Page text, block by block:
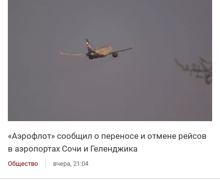
«Аэрофлот» сообщил о переносе и отмене рейсов
в аэропортах Сочи и Геленджика
Общество вчера, 21:04